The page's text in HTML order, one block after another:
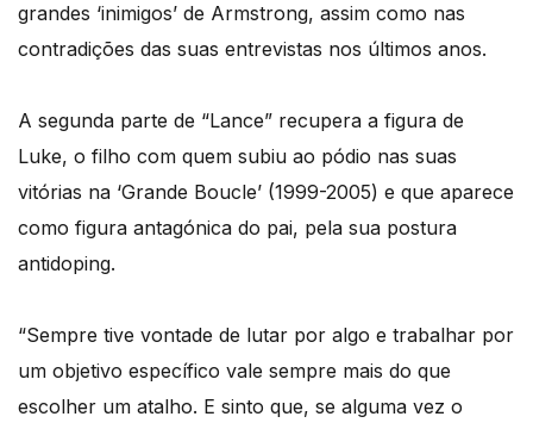
grandes ‘inimigos’ de Armstrong, assim como nas
contradições das suas entrevistas nos últimos anos.
A segunda parte de “Lance” recupera a figura de
Luke, o filho com quem subiu ao pódio nas suas
vitórias na ‘Grande Boucle’ (1999-2005) e que aparece
como figura antagónica do pai, pela sua postura
antidoping.
“Sempre tive vontade de lutar por algo e trabalhar por
um objetivo específico vale sempre mais do que
escolher um atalho. E sinto que, se alguma vez o